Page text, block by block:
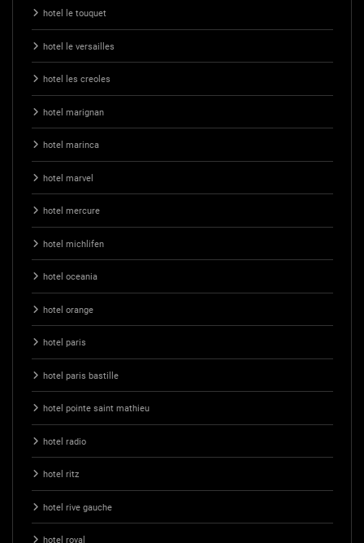
hotel le touquet
hotel le versailles
hotel les creoles
hotel marignan
hotel marinca
hotel marvel
hotel mercure
hotel michlifen
hotel oceania
hotel orange
hotel paris
hotel paris bastille
hotel pointe saint mathieu
hotel radio
hotel ritz
hotel rive gauche
hotel royal